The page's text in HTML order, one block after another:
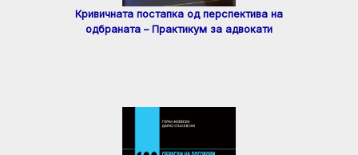
Кривичната постапка од перспектива на
одбраната – Практикум за адвокати